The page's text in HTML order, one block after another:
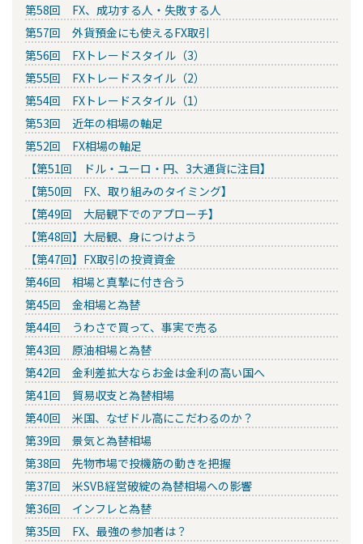
第58回 FX、成功する人・失敗する人
第57回 外貨預金にも使えるFX取引
第56回 FXトレードスタイル（3）
第55回 FXトレードスタイル（2）
第54回 FXトレードスタイル（1）
第53回 近年の相場の軸足
第52回 FX相場の軸足
【第51回 ドル・ユーロ・円、3大通貨に注目】
【第50回 FX、取り組みのタイミング】
【第49回 大局観下でのアプローチ】
【第48回】大局観、身につけよう
【第47回】FX取引の投資資金
第46回 相場と真摯に付き合う
第45回 金相場と為替
第44回 うわさで買って、事実で売る
第43回 原油相場と為替
第42回 金利差拡大ならお金は金利の高い国へ
第41回 貿易収支と為替相場
第40回 米国、なぜドル高にこだわるのか？
第39回 景気と為替相場
第38回 先物市場で投機筋の動きを把握
第37回 米SVB経営破綻の為替相場への影響
第36回 インフレと為替
第35回 FX、最強の参加者は？